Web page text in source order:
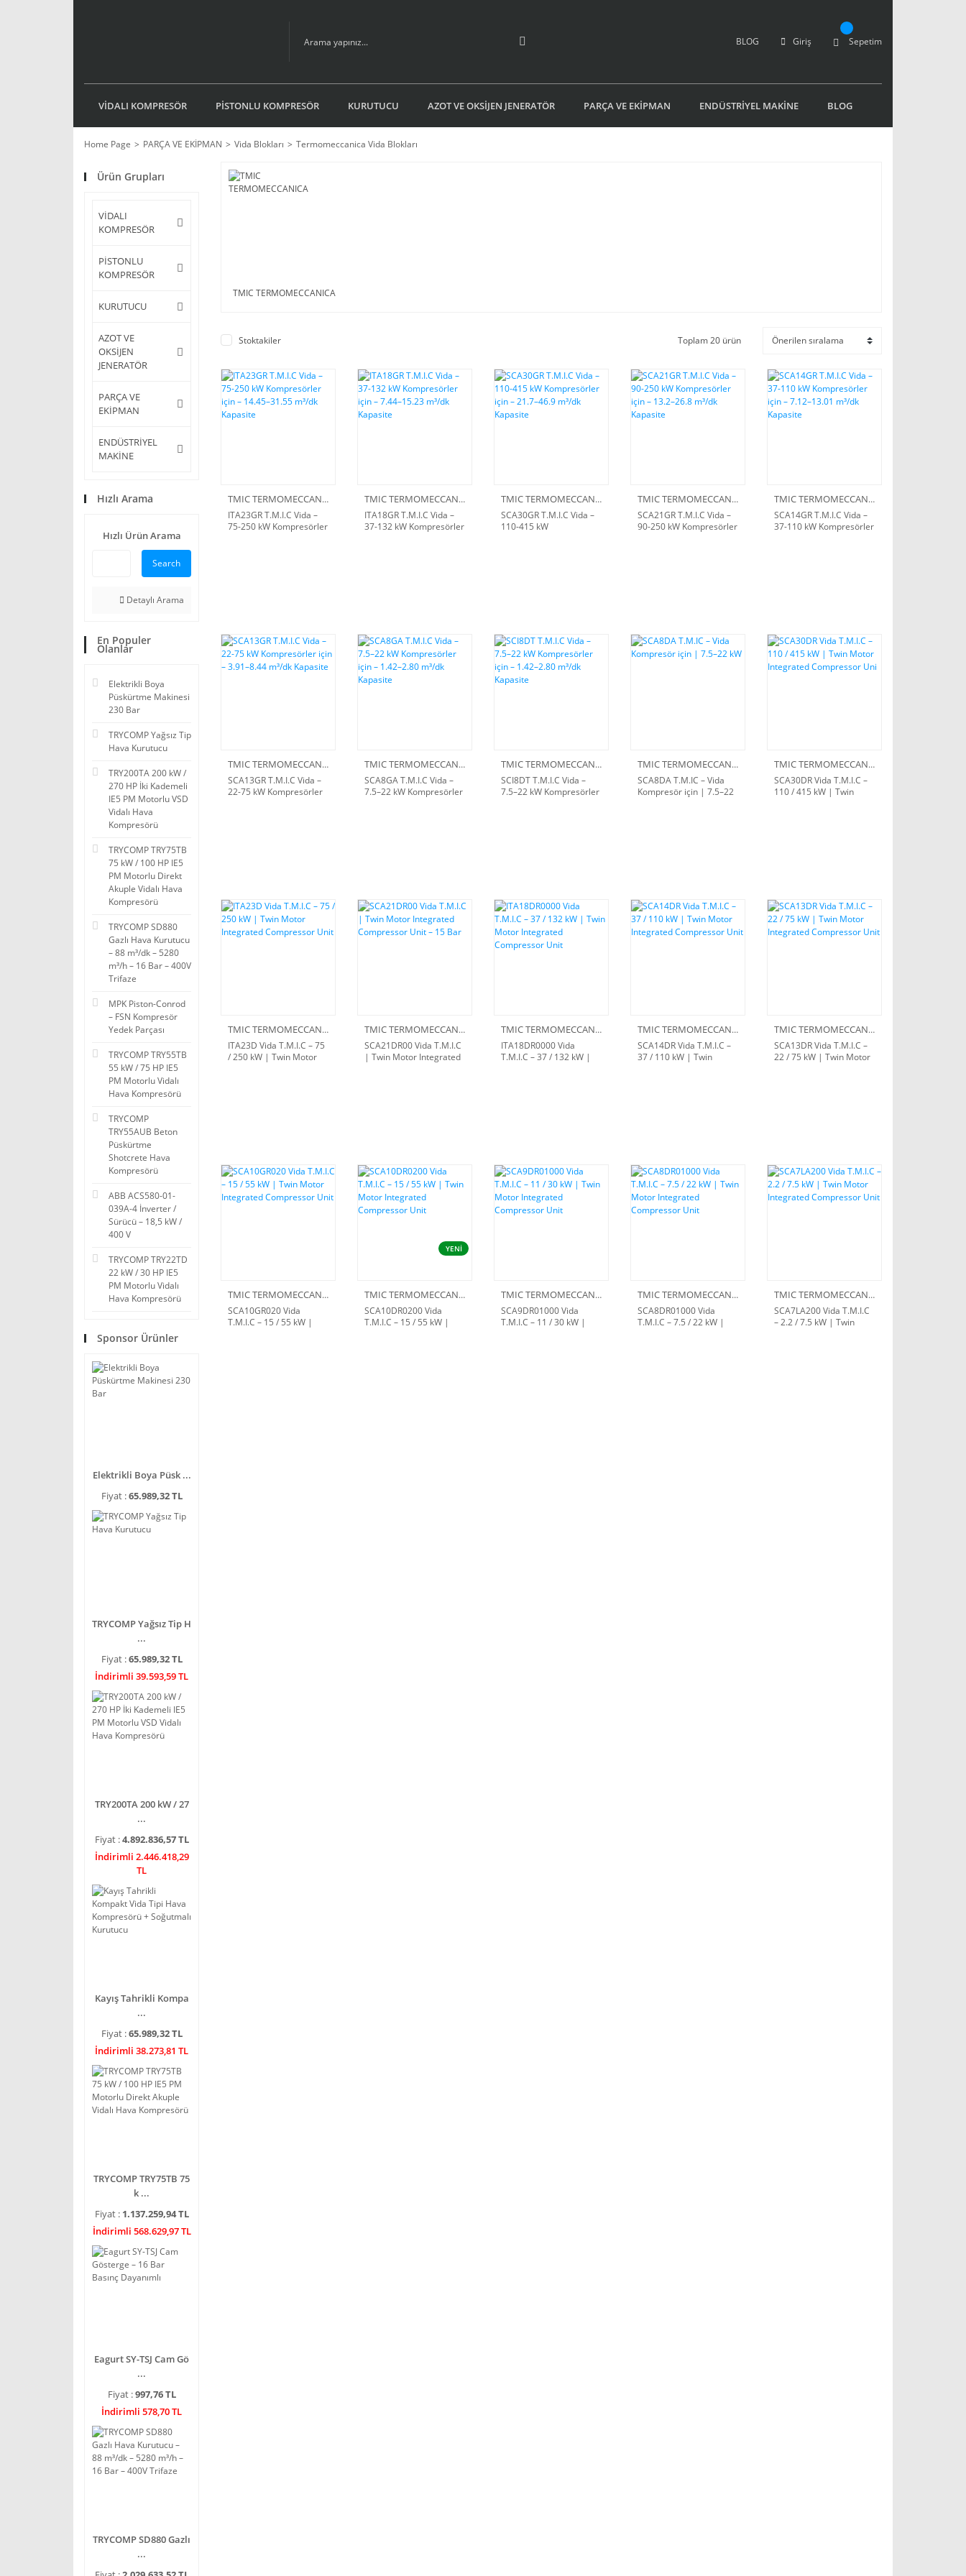
BLOG Giriş Sepetim
VİDALI KOMPRESÖR PİSTONLU KOMPRESÖR KURUTUCU AZOT VE OKSİJEN JENERATÖR PARÇA VE EKİPMAN ENDÜSTRİYEL MAKİNE BLOG
Home Page PARÇA VE EKİPMAN Vida Blokları Termomeccanica Vida Blokları
Ürün Grupları
VİDALI
KOMPRESÖR
PİSTONLU
KOMPRESÖR
KURUTUCU
AZOT VE
OKSİJEN
JENERATÖR
PARÇA VE
EKİPMAN
ENDÜSTRİYEL
MAKİNE
Hızlı Arama
Hızlı Ürün Arama
Search
Detaylı Arama
En Populer
Olanlar
Elektrikli Boya
Püskürtme Makinesi
230 Bar
TRYCOMP Yağsız Tip
Hava Kurutucu
TRY200TA 200 kW /
270 HP İki Kademeli
IE5 PM Motorlu VSD
Vidalı Hava
Kompresörü
TRYCOMP TRY75TB
75 kW / 100 HP IE5
PM Motorlu Direkt
Akuple Vidalı Hava
Kompresörü
TRYCOMP SD880
Gazlı Hava Kurutucu
– 88 m³/dk – 5280
m³/h – 16 Bar – 400V
Trifaze
MPK Piston-Conrod
– FSN Kompresör
Yedek Parçası
TRYCOMP TRY55TB
55 kW / 75 HP IE5
PM Motorlu Vidalı
Hava Kompresörü
TRYCOMP
TRY55AUB Beton
Püskürtme
Shotcrete Hava
Kompresörü
ABB ACS580-01-
039A-4 İnverter /
Sürücü – 18,5 kW /
400 V
TRYCOMP TRY22TD
22 kW / 30 HP IE5
PM Motorlu Vidalı
Hava Kompresörü
Sponsor Ürünler
Elektrikli Boya Püsk ...
Fiyat :65.989,32 TL
TRYCOMP Yağsız Tip H
...
Fiyat :65.989,32 TL
İndirimli 39.593,59 TL
TRY200TA 200 kW / 27
...
Fiyat :4.892.836,57 TL
İndirimli 2.446.418,29
TL
Kayış Tahrikli Kompa
...
Fiyat :65.989,32 TL
İndirimli 38.273,81 TL
TRYCOMP TRY75TB 75
k ...
Fiyat : 1.137.259,94 TL
İndirimli 568.629,97 TL
Eagurt SY-TSJ Cam Gö
...
Fiyat :997,76 TL
İndirimli 578,70 TL
TRYCOMP SD880 Gazlı
...
TMIC TERMOMECCANICA
Stoktakiler Toplam 20 ürün
TMIC TERMOMECCANICA
ITA23GR T.M.I.C Vida –
75-250 kW Kompresörler
TMIC TERMOMECCANICA
ITA18GR T.M.I.C Vida –
37-132 kW Kompresörler
TMIC TERMOMECCANICA
SCA30GR T.M.I.C Vida –
110-415 kW
TMIC TERMOMECCANICA
SCA21GR T.M.I.C Vida –
90-250 kW Kompresörler
TMIC TERMOMECCANICA
SCA14GR T.M.I.C Vida –
37-110 kW Kompresörler
TMIC TERMOMECCANICA
SCA13GR T.M.I.C Vida –
22-75 kW Kompresörler
TMIC TERMOMECCANICA
SCA8GA T.M.I.C Vida –
7.5–22 kW Kompresörler
TMIC TERMOMECCANICA
SCI8DT T.M.I.C Vida –
7.5–22 kW Kompresörler
TMIC TERMOMECCANICA
SCA8DA T.M.IC – Vida
Kompresör için | 7.5–22
TMIC TERMOMECCANICA
SCA30DR Vida T.M.I.C –
110 / 415 kW | Twin
TMIC TERMOMECCANICA
ITA23D Vida T.M.I.C – 75
/ 250 kW | Twin Motor
TMIC TERMOMECCANICA
SCA21DR00 Vida T.M.I.C
| Twin Motor Integrated
TMIC TERMOMECCANICA
ITA18DR0000 Vida
T.M.I.C – 37 / 132 kW |
TMIC TERMOMECCANICA
SCA14DR Vida T.M.I.C –
37 / 110 kW | Twin
TMIC TERMOMECCANICA
SCA13DR Vida T.M.I.C –
22 / 75 kW | Twin Motor
TMIC TERMOMECCANICA
SCA10GR020 Vida
T.M.I.C – 15 / 55 kW |
YENİ
TMIC TERMOMECCANICA
SCA10DR0200 Vida
T.M.I.C – 15 / 55 kW |
TMIC TERMOMECCANICA
SCA9DR01000 Vida
T.M.I.C – 11 / 30 kW |
TMIC TERMOMECCANICA
SCA8DR01000 Vida
T.M.I.C – 7.5 / 22 kW |
TMIC TERMOMECCANICA
SCA7LA200 Vida T.M.I.C
– 2.2 / 7.5 kW | Twin